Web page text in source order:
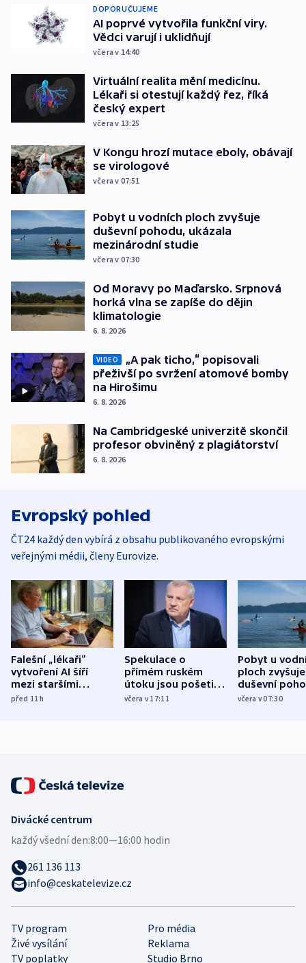
DOPORUČUJEME
AI poprvé vytvořila funkční viry.
Vědci varují i uklidňují
včera v 14:40
Virtuální realita mění medicínu.
Lékaři si otestují každý řez, říká
český expert
včera v 13:25
V Kongu hrozí mutace eboly, obávají
se virologové
včera v 07:51
Pobyt u vodních ploch zvyšuje
duševní pohodu, ukázala
mezinárodní studie
včera v 07:30
Od Moravy po Maďarsko. Srpnová
horká vlna se zapíše do dějin
klimatologie
6. 8. 2026
VIDEO
„A pak ticho,“ popisovali
přeživší po svržení atomové bomby
na Hirošimu
6. 8. 2026
Na Cambridgeské univerzitě skončil
profesor obviněný z plagiátorství
6. 8. 2026
Evropský pohled
ČT24 každý den vybírá z obsahu publikovaného evropskými
veřejnými médii, členy Eurovize.
Falešní „lékaři“
vytvoření AI šíří
mezi staršími
Poláky nebezpečné
před 11h
Spekulace o
přímém ruském
útoku jsou pošetilé,
míní estonský
včera v 17:11
Pobyt u
ploch zvyšuje
duševní
ukázala
včera v 07:30
TV program
Pro média
Živé vysílání
Reklama
TV poplatky
Studio Brno
Divácké centrum
každý všední den:8:00—16:00 hodin
261 136 113
info@ceskatelevize.cz